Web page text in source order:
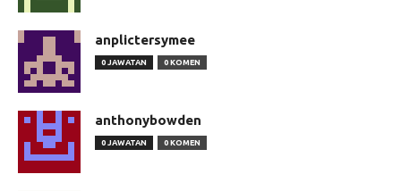
anplictersymee
0 JAWATAN 0 KOMEN
anthonybowden
0 JAWATAN 0 KOMEN